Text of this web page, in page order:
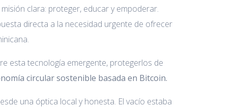
clara: proteger, educar y empoderar.
directa a la necesidad urgente de ofrecer
esta tecnología emergente, protegerlos de
circular sostenible basada en Bitcoin.
una óptica local y honesta. El vacío estaba